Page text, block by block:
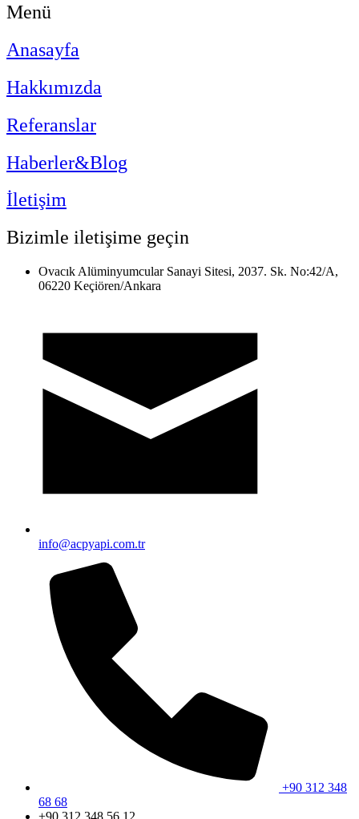
Menü
Anasayfa
Hakkımızda
Referanslar
Haberler&Blog
İletişim
Bizimle iletişime geçin
Ovacık Alüminyumcular Sanayi Sitesi, 2037. Sk. No:42/A,
06220 Keçiören/Ankara
info@acpyapi.com.tr
+90 312 348
68 68